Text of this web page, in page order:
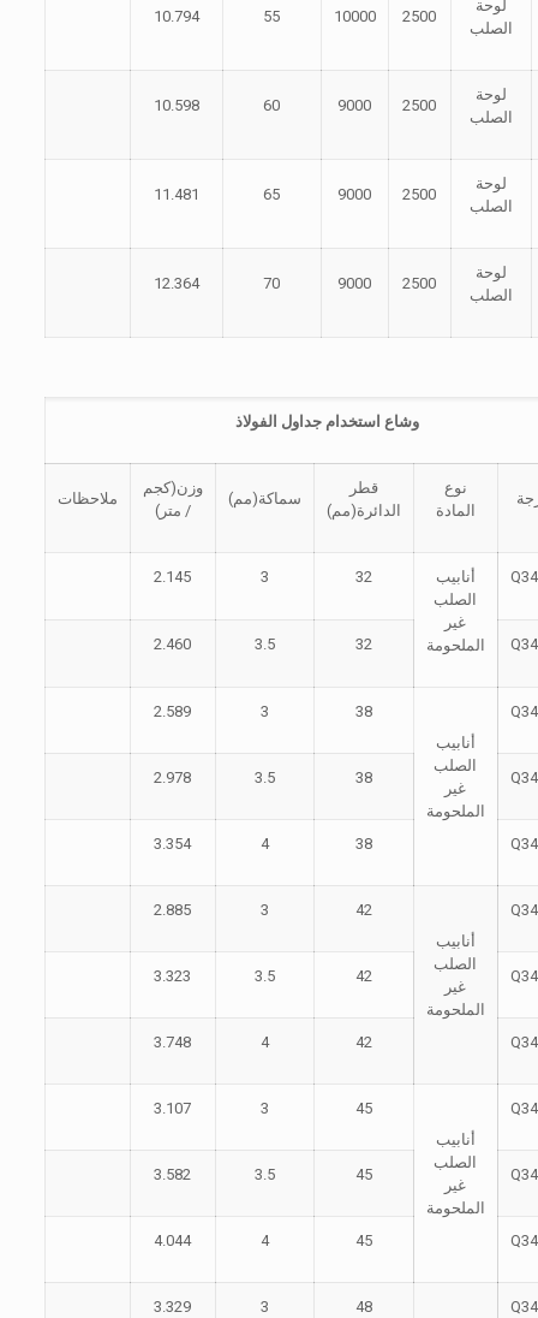
لوحة
الصلب
2500
10000
55
10.794
لوحة
الصلب
2500
9000
60
10.598
لوحة
الصلب
2500
9000
65
11.481
لوحة
الصلب
2500
9000
70
12.364
وشاع استخدام جداول الفولاذ
نوع
المادة
قطر
الدائرة(مم)
سماكة(مم)
وزن(كجم
/ متر)
ملاحظات
أنابيب
الصلب
غير
الملحومة
32
3
2.145
32
3.5
2.460
أنابيب
الصلب
غير
الملحومة
38
3
2.589
38
3.5
2.978
38
4
3.354
أنابيب
الصلب
غير
الملحومة
42
3
2.885
42
3.5
3.323
42
4
3.748
أنابيب
الصلب
غير
الملحومة
45
3
3.107
45
3.5
3.582
45
4
4.044
48
3
3.329